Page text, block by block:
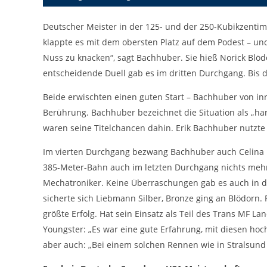
Deutscher Meister in der 125- und der 250-
klappte es mit dem obersten Platz auf dem Podest –
Nuss zu knacken“, sagt Bachhuber. Sie hieß Norick
entscheidende Duell gab es im dritten Durchgang. Bis
Beide erwischten einen guten Start – Bachhuber von
Berührung. Bachhuber bezeichnet die Situation als
waren seine Titelchancen dahin. Erik Bachhuber
Im vierten Durchgang bezwang Bachhuber auch
385-Meter-Bahn auch im letzten Durchgang nichts
Mechatroniker. Keine Überraschungen gab es auch
sicherte sich Liebmann Silber, Bronze ging an
größte Erfolg. Hat sein Einsatz als Teil des Trans MF
Youngster: „Es war eine gute Erfahrung, mit diesen
aber auch: „Bei einem solchen Rennen wie in
Name: cookie_consent
Anbieter: DMSB
Zweck:
Dieser Cookie speichert die gewählten
Cookie-Einstellungen.
12 Monate
Statistiken
Berichten über die Website-Nutzungsstatistik dienen, ohne dass
einzelne Besucher persönlich identifiziert werden können.
Google Analytics
Name: _gat, _ga, _gid
Google LLC